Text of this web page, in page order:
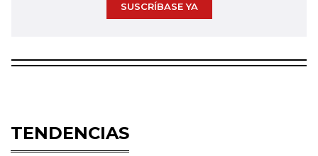
SUSCRÍBASE YA
TENDENCIAS